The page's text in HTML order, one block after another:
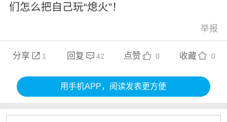
们怎么把自己玩“熄火”！
举报
分享  1 回复  42 点赞  0 收藏  0
用手机APP，阅读发表更方便